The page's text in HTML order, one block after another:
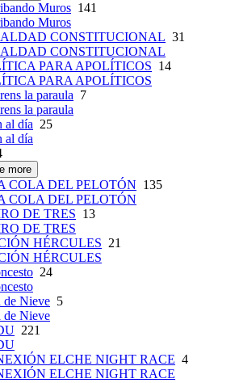
Muros 141
Muros
CONSTITUCIONAL 31
CONSTITUCIONAL
PARA APOLÍTICOS 14
PARA APOLÍTICOS
la paraula 7
la paraula
al día 25
al día
more
COLA DEL PELOTÓN 135
COLA DEL PELOTÓN
DE TRES 13
DE TRES
HÉRCULES 21
HÉRCULES
24
de Nieve 5
de Nieve
221
ELCHE NIGHT RACE 4
ELCHE NIGHT RACE